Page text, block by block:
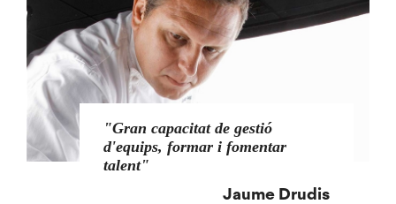
Gran capacitat de gestió
d'equips, formar i fomentar
talent
Jaume Drudis